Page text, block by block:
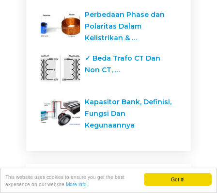
Got it!
This website uses cookies to ensure you get the best
experience on our website More info
Perbedaan Phase dan
Polaritas Dalam
Kelistrikan & …
✓ Beda Trafo CT Dan
Non CT, …
Kapasitor Bank, Definisi,
Fungsi Dan
Kegunaannya